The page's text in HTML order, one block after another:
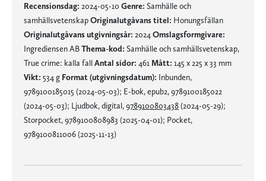
Recensionsdag: 2024-05-10 Genre: Samhälle och
samhällsvetenskapOriginalutgåvans titel: Honungsfällan
Originalutgåvans utgivningsår: 2024 Omslagsformgivare:
Ingrediensen ABThema-kod: Samhälle och samhällsvetenskap,
True crime: kalla fallAntal sidor: 461 Mått: 145 x 225 x 33 mm
Vikt: 534 g Format (utgivningsdatum): Inbunden,
9789100185015 (2024-05-03); E-bok, epub2, 9789100185022
(2024-05-03); Ljudbok, digital,9789100803438(2024-05-29);
Storpocket, 9789100808983 (2025-04-01); Pocket,
9789100811006 (2025-11-13)